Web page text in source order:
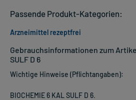
Gebrauchsinformationen zum
SULF D 6
Wichtige Hinweise (Pflichtangaben):
BIOCHEMIE 6 KAL SULF D 6.
Passende Produkt-Kategorien:
Arzneimittel rezeptfrei